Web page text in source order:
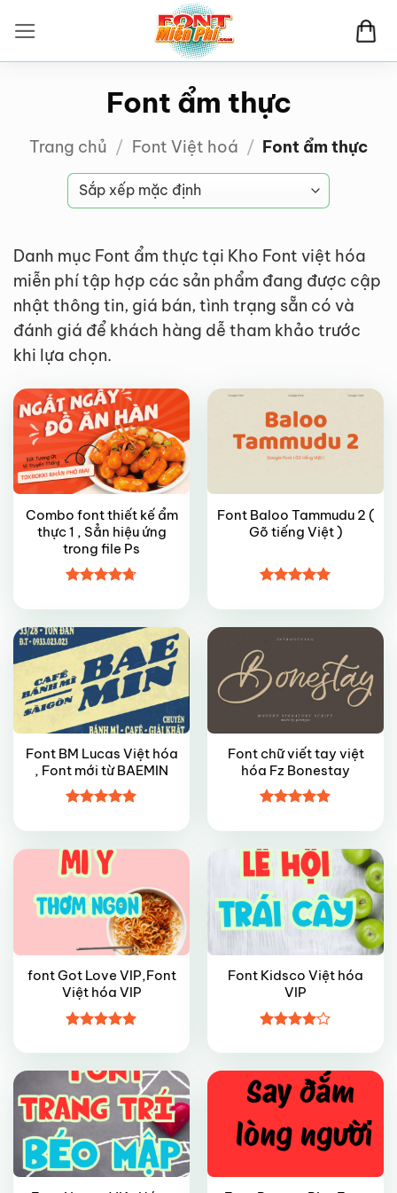
qua
nội
Font ẩm thực
Trang chủ / Font Việt hoá / Font ẩm thực
Danh mục Font ẩm thực tại Kho Font việt hóa
miễn phí tập hợp các sản phẩm đang được cập
nhật thông tin, giá bán, tình trạng sẵn có và
đánh giá để khách hàng dễ tham khảo trước
khi lựa chọn.
FREE
Combo font thiết kế ẩm
thực 1 , Sẳn hiệu ứng
trong file Ps
hạng4.75
sao
Font Baloo Tammudu 2 (
Gõ tiếng Việt )
hạng55
sao
Font BM Lucas Việt hóa
, Font mới từ BAEMIN
hạng4.95
sao
Font chữ viết tay việt
hóa Fz Bonestay
hạng4.95
sao
font Got Love VIP,Font
Việt hóa VIP
hạng55
sao
Font Kidsco Việt hóa
VIP
xếp hạng
45 sao